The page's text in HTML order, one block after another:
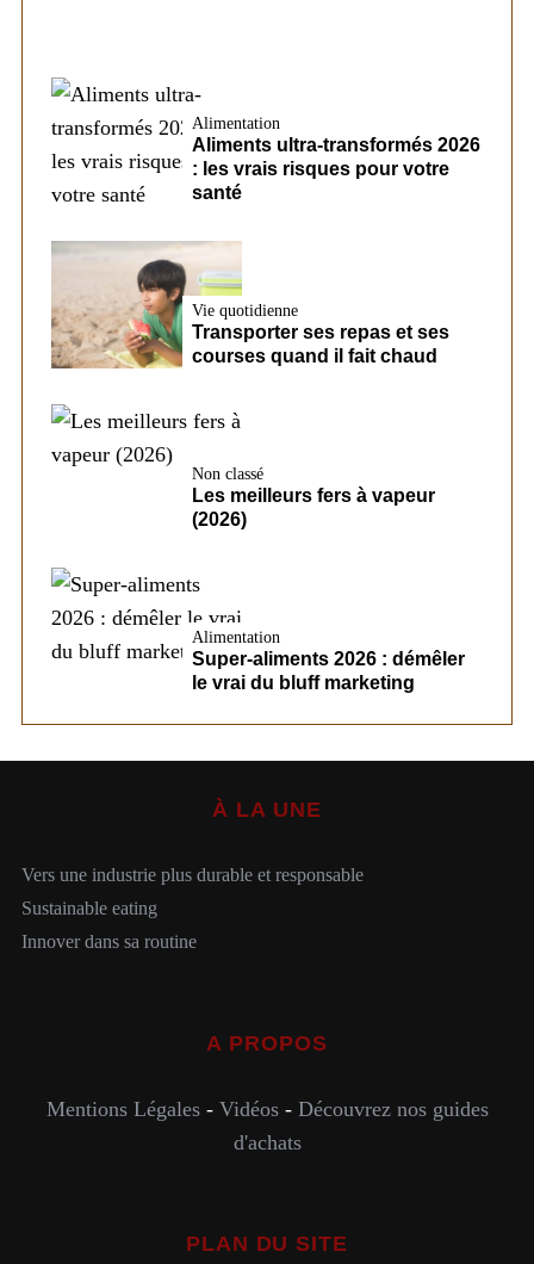
Alimentation
Aliments ultra-transformés 2026
: les vrais risques pour votre
santé
Vie quotidienne
Transporter ses repas et ses
courses quand il fait chaud
Non classé
Les meilleurs fers à vapeur
(2026)
Alimentation
Super-aliments 2026 : démêler
le vrai du bluff marketing
À LA UNE
Vers une industrie plus durable et responsable
Sustainable eating
Innover dans sa routine
A PROPOS
Mentions Légales- Vidéos- Découvrez nos guides
d'achats
PLAN DU SITE